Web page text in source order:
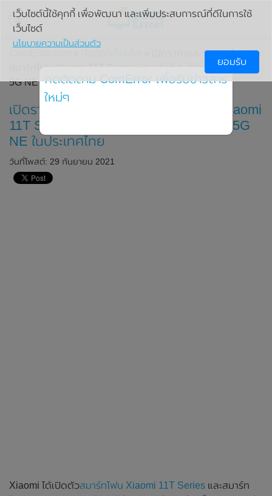
» เปิดราคาและวันวางจำหน่าย
สมาร์ทโฟน Xiaomi 11T Series , สมาร์ทโฟน Xiaomi 11 Lite
5G NE ในประเทศไทย
เปิดราคาและวันวางจำหน่ายสมาร์ทโฟน Xiaomi
11T Series , สมาร์ทโฟน Xiaomi 11 Lite 5G
NE ในประเทศไทย
วันที่โพสต์: 29 กันยายน 2021
Xiaomi ได้เปิดตัวสมาร์ทโฟน Xiaomi 11T Series และสมาร์ท
เว็บไซต์นี้ใช้คุกกี้ เพื่อพัฒนา และเพิ่มประสบการณ์ที่ดีในการใช้
เว็บไซต์
นโยบายความเป็นส่วนตัว
ยอมรับ
กดติดตาม ComError เพื่อรับข่าวสาร
ใหม่ๆ